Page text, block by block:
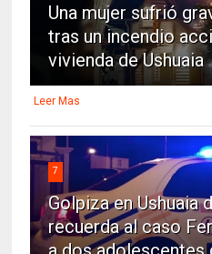
Una mujer sufrió
tras un incendio
vivienda de Ushuaia
Leer Mas
7
Golpiza en Ushuaia
recuerda al caso